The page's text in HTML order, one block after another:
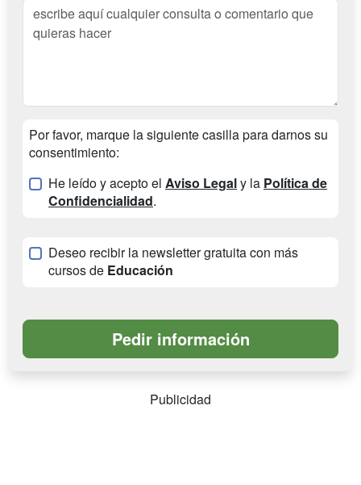
Por favor, marque la siguiente casilla para darnos su
consentimiento:
He leído y acepto el Aviso Legaly la Política de
Confidencialidad.
Deseo recibir la newsletter gratuita con más
cursos de Educación
Publicidad